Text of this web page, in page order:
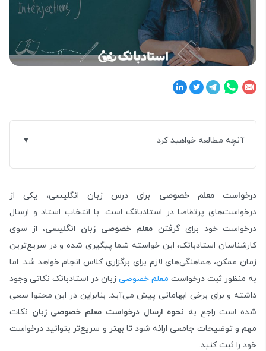
آنچه مطالعه خواهید کرد
درخواست معلم خصوصی برای درس زبان انگلیسی، یکی از
درخواست‌های پرتقاضا در استادبانک است. با انتخاب استاد و ارسال
درخواست خود برای گرفتن معلم خصوصی زبان انگلیسی، از سوی
کارشناسان استادبانک، این خواسته شما پیگیری شده و در سریع‌ترین
زمان ممکن، هماهنگی‌های لازم برای برگزاری کلاس انجام خواهد شد. اما
به منظور ثبت درخواست معلم خصوصی زبان در استادبانک نکاتی وجود
داشته و برای برخی ابهاماتی پیش می‌آید. بنابراین در این محتوا سعی
شده است راجع به نحوه ارسال درخواست معلم خصوصی زبان نکات
مهم و توضیحات جامعی ارائه شود تا بهتر و سریع‌تر بتوانید درخواست
خود را ثبت کنید.